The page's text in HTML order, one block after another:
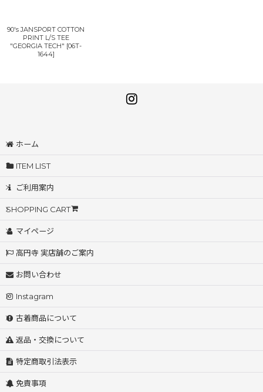
90's JANSPORT COTTON
PRINT L/S TEE
"GEORGIA TECH" [06T-
1644]
ホーム
ITEM LIST
ご利用案内
SHOPPING CART
マイページ
高円寺 実店舗のご案内
お問い合わせ
Instagram
古着商品について
返品・交換について
特定商取引法表示
免責事項